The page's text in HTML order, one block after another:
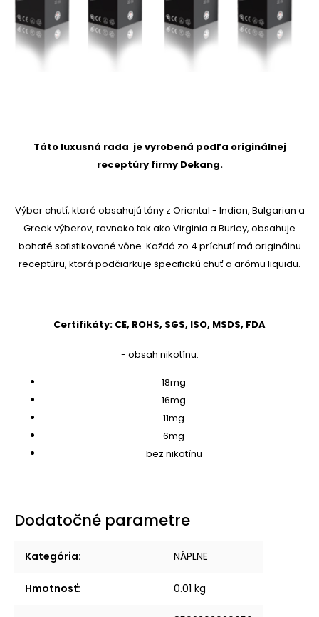
Táto luxusná rada je vyrobená podľa originálnej
receptúry firmy Dekang.
Výber chutí, ktoré obsahujú tóny z Oriental - Indian, Bulgarian a
Greek výberov, rovnako tak ako Virginia a Burley, obsahuje
bohaté sofistikované vône. Každá zo 4 príchutí má originálnu
receptúru, ktorá podčiarkuje špecifickú chuť a arómu liquidu.
Certifikáty: CE, ROHS, SGS, ISO, MSDS, FDA
- obsah nikotínu:
18mg
16mg
11mg
6mg
bez nikotínu
Dodatočné parametre
Kategória: NÁPLNE
Hmotnosť: 0.01 kg